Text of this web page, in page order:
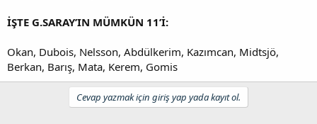
İŞTE G.SARAY’IN MÜMKÜN 11’İ:
Okan, Dubois, Nelsson, Abdülkerim, Kazımcan, Midtsjö,
Berkan, Barış, Mata, Kerem, Gomis
Cevap yazmak için giriş yap yada kayıt ol.